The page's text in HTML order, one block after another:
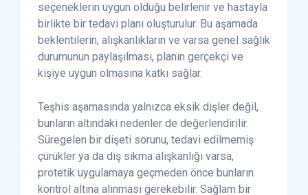
seçeneklerin uygun olduğu belirlenir ve hastayla
birlikte bir tedavi planı oluşturulur. Bu aşamada
beklentilerin, alışkanlıkların ve varsa genel sağlık
durumunun paylaşılması, planın gerçekçi ve
kişiye uygun olmasına katkı sağlar.
Teşhis aşamasında yalnızca eksik dişler değil,
bunların altındaki nedenler de değerlendirilir.
Süregelen bir dişeti sorunu, tedavi edilmemiş
çürükler ya da diş sıkma alışkanlığı varsa,
protetik uygulamaya geçmeden önce bunların
kontrol altına alınması gerekebilir. Sağlam bir